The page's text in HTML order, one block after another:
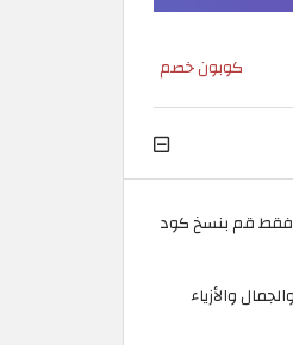
كوبون خصم
يس ستايل المذهلة بقيمة لا تقل عن 29.6 دينار بحريني. فقط قم بنسخ كود
الصحة والجمال والأزياء